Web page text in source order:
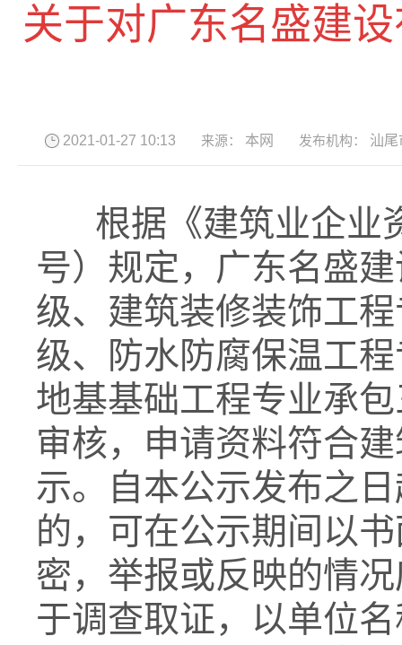
关于对广东名盛建
2021-01-27 10:13 来源： 本网 发布机构： 汕
根据《建筑业企业
号）规定，广东名盛
级、建筑装修装饰工
级、防水防腐保温工
地基基础工程专业承
审核，申请资料符合
示。自本公示发布之
的，可在公示期间以
密，举报或反映的情
于调查取证，以单位